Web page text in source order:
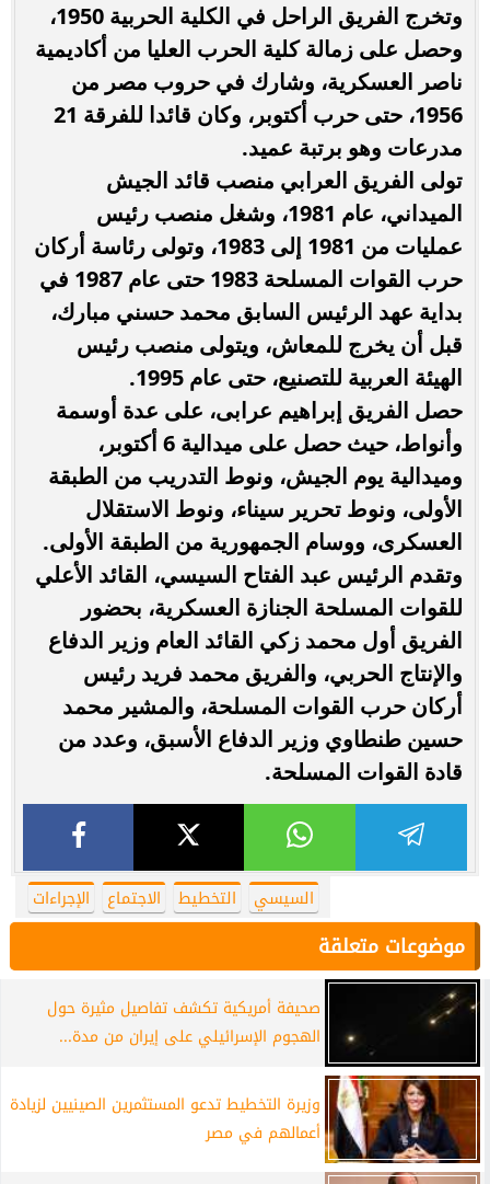
وتخرج الفريق الراحل في الكلية الحربية 1950،
وحصل على زمالة كلية الحرب العليا من أكاديمية
ناصر العسكرية، وشارك في حروب مصر من
1956، حتى حرب أكتوبر، وكان قائدا للفرقة 21
مدرعات وهو برتبة عميد.
تولى الفريق العرابي منصب قائد الجيش
الميداني، عام 1981، وشغل منصب رئيس
عمليات من 1981 إلى 1983، وتولى رئاسة أركان
حرب القوات المسلحة 1983 حتى عام 1987 في
بداية عهد الرئيس السابق محمد حسني مبارك،
قبل أن يخرج للمعاش، ويتولى منصب رئيس
الهيئة العربية للتصنيع، حتى عام 1995.
حصل الفريق إبراهيم عرابى، على عدة أوسمة
وأنواط، حيث حصل على ميدالية 6 أكتوبر،
وميدالية يوم الجيش، ونوط التدريب من الطبقة
الأولى، ونوط تحرير سيناء، ونوط الاستقلال
العسكرى، ووسام الجمهورية من الطبقة الأولى.
وتقدم الرئيس عبد الفتاح السيسي، القائد الأعلي
للقوات المسلحة الجنازة العسكرية، بحضور
الفريق أول محمد زكي القائد العام وزير الدفاع
والإنتاج الحربي، والفريق محمد فريد رئيس
أركان حرب القوات المسلحة، والمشير محمد
حسين طنطاوي وزير الدفاع الأسبق، وعدد من
قادة القوات المسلحة.
السيسي التخطيط الاجتماع الإجراءات
موضوعات متعلقة
صحيفة أمريكية تكشف تفاصيل مثيرة حول
الهجوم الإسرائيلي على إيران من مدة...
وزيرة التخطيط تدعو المستثمرين الصينيين لزيادة
أعمالهم في مصر